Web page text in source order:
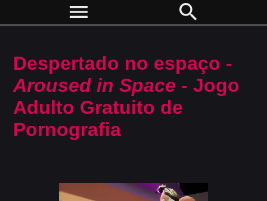
menu search
Despertado no espaço -
Aroused in Space - Jogo
Adulto Gratuito de
Pornografia